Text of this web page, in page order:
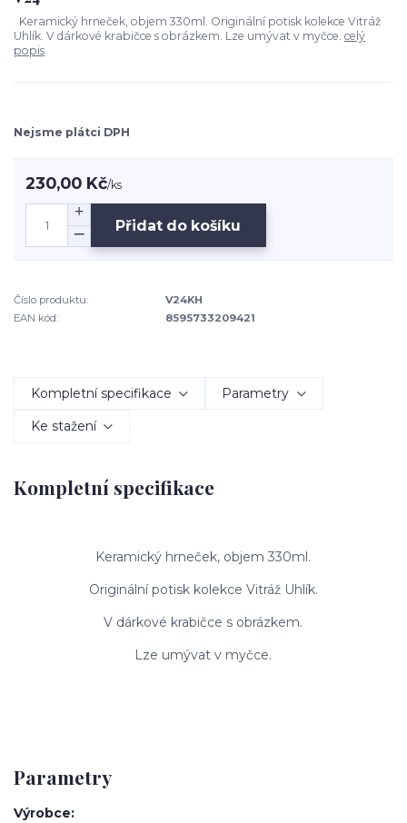
Keramický hrneček, objem 330ml. Originální potisk kolekce Vitráž
Uhlík. V dárkové krabičce s obrázkem. Lze umývat v myčce. celý
popis
Nejsme plátci DPH
230,00 Kč/ks
Přidat do košíku
Číslo produktu:
V24KH
EAN kód:
8595733209421
Kompletní specifikace Parametry
Ke stažení
Kompletní specifikace
Keramický hrneček, objem 330ml.
Originální potisk kolekce Vitráž Uhlík.
V dárkové krabičce s obrázkem.
Lze umývat v myčce.
Parametry
Výrobce